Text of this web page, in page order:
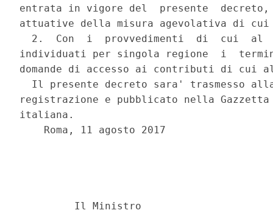
entrata in vigore del  presente
attuative della misura agevolativa di
2.  Con  i  provvedimenti  di  cui  al
individuati per singola regione  i
domande di accesso ai contributi di cui
Il presente decreto sara' trasmesso
registrazione e pubblicato nella
italiana.
    Roma, 11 agosto 2017
         Il Ministro